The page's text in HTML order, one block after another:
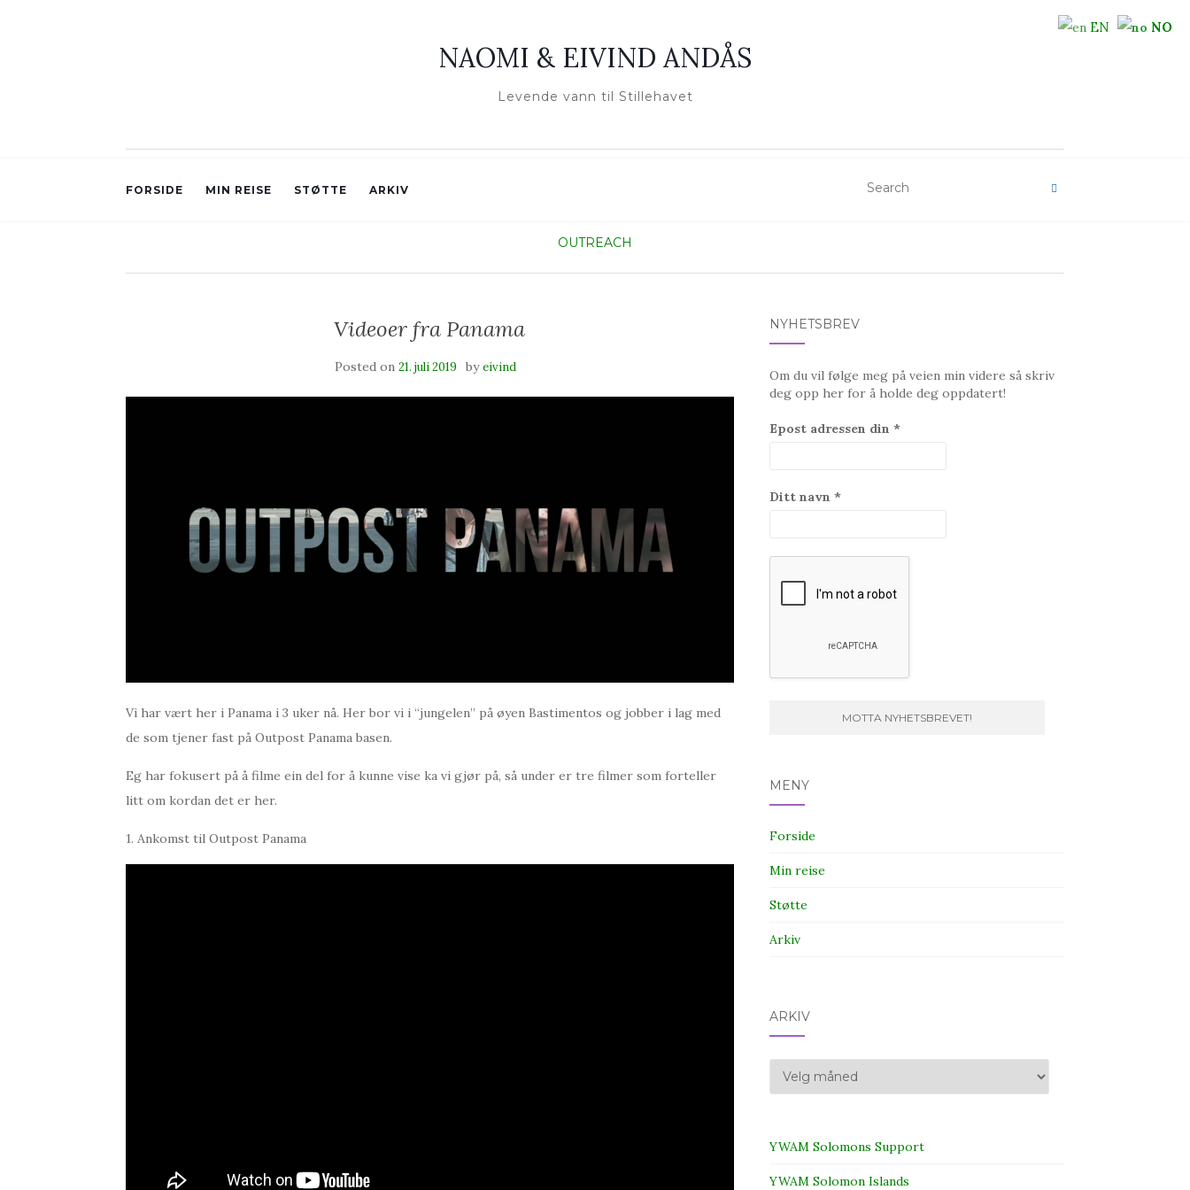
NAOMI & EIVIND ANDÅS
Levende vann til Stillehavet
FORSIDE MIN REISE STØTTE ARKIV
OUTREACH
Videoer fra Panama
Posted on 21. juli 2019 byeivind
Vi har vært her i Panama i 3 uker nå. Her bor vi i “jungelen” på øyen Bastimentos og jobber i lag med
de som tjener fast på Outpost Panama basen.
Eg har fokusert på å filme ein del for å kunne vise ka vi gjør på, så under er tre filmer som forteller
litt om kordan det er her.
1. Ankomst til Outpost Panama
NYHETSBREV
Om du vil følge meg på veien min videre så skriv
deg opp her for å holde deg oppdatert!
Epost adressen din *
Ditt navn *
MENY
Forside
Min reise
Støtte
Arkiv
ARKIV
Arkiv
YWAM Solomons Support
YWAM Solomon Islands
EN NO